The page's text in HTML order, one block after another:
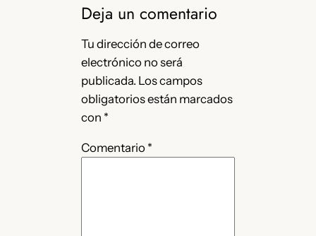
Deja un comentario
Tu dirección de correo
electrónico no será
publicada. Los campos
obligatorios están marcados
con *
Comentario *